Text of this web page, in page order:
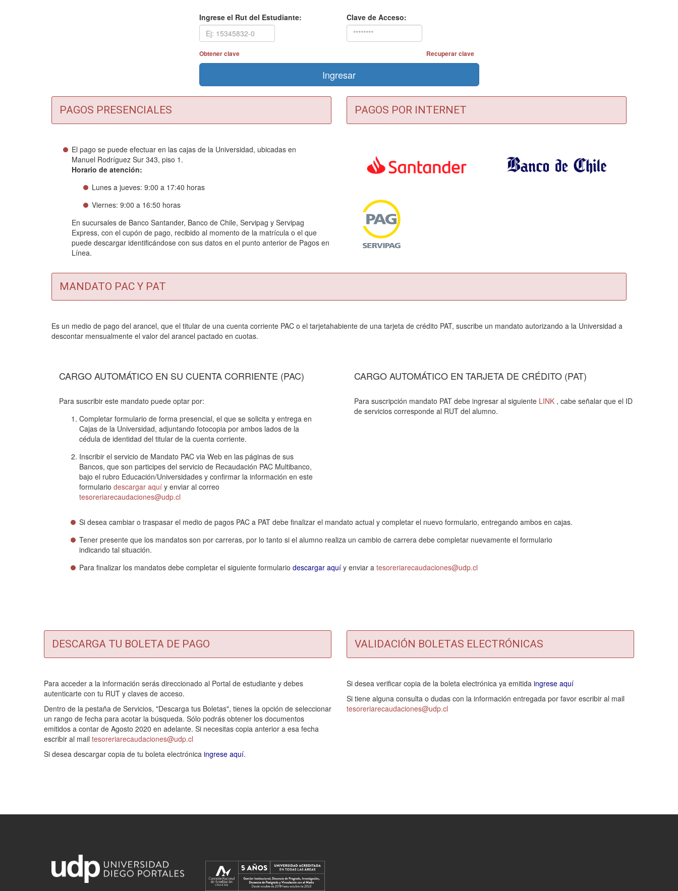
Ingrese el Rut del Estudiante: Clave de Acceso:
Obtener clave Recuperar clave
PAGOS PRESENCIALES
El pago se puede efectuar en las cajas de la Universidad, ubicadas en
Manuel Rodríguez Sur 343, piso 1.
Horario de atención:
Lunes a jueves: 9:00 a 17:40 horas
Viernes: 9:00 a 16:50 horas
En sucursales de Banco Santander, Banco de Chile, Servipag y Servipag
Express, con el cupón de pago, recibido al momento de la matrícula o el que
puede descargar identificándose con sus datos en el punto anterior de Pagos en
Línea.
PAGOS POR INTERNET
MANDATO PAC Y PAT
Es un medio de pago del arancel, que el titular de una cuenta corriente PAC o el tarjetahabiente de una tarjeta de crédito PAT, suscribe un mandato autorizando a la Universidad a
descontar mensualmente el valor del arancel pactado en cuotas.
CARGO AUTOMÁTICO EN SU CUENTA CORRIENTE (PAC)
Para suscribir este mandato puede optar por:
Completar formulario de forma presencial, el que se solicita y entrega en
Cajas de la Universidad, adjuntando fotocopia por ambos lados de la
cédula de identidad del titular de la cuenta corriente.
Inscribir el servicio de Mandato PAC via Web en las páginas de sus
Bancos, que son participes del servicio de Recaudación PAC Multibanco,
bajo el rubro Educación/Universidades y confirmar la información en este
formulario descargar aquí y enviar al correo
tesoreriarecaudaciones@udp.cl
CARGO AUTOMÁTICO EN TARJETA DE CRÉDITO (PAT)
Para suscripción mandato PAT debe ingresar al siguiente LINK , cabe señalar que el ID
de servicios corresponde al RUT del alumno.
Si desea cambiar o traspasar el medio de pagos PAC a PAT debe finalizar el mandato actual y completar el nuevo formulario, entregando ambos en cajas.
Tener presente que los mandatos son por carreras, por lo tanto si el alumno realiza un cambio de carrera debe completar nuevamente el formulario
indicando tal situación.
Para finalizar los mandatos debe completar el siguiente formulario descargar aquí y enviar a tesoreriarecaudaciones@udp.cl
DESCARGA TU BOLETA DE PAGO
Para acceder a la información serás direccionado al Portal de estudiante y debes
autenticarte con tu RUT y claves de acceso.
Dentro de la pestaña de Servicios, "Descarga tus Boletas", tienes la opción de seleccionar
un rango de fecha para acotar la búsqueda. Sólo podrás obtener los documentos
emitidos a contar de Agosto 2020 en adelante. Si necesitas copia anterior a esa fecha
escribir al mail tesoreriarecaudaciones@udp.cl
Si desea descargar copia de tu boleta electrónica ingrese aquí.
VALIDACIÓN BOLETAS ELECTRÓNICAS
Si desea verificar copia de la boleta electrónica ya emitida ingrese aquí
Si tiene alguna consulta o dudas con la información entregada por favor escribir al mail
tesoreriarecaudaciones@udp.cl